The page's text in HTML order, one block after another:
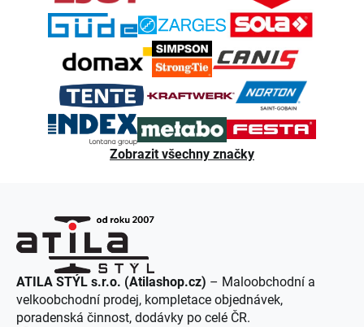
Zobrazit všechny značky
ATILA STÝL s.r.o. (Atilashop.cz) – Maloobchodní a
velkoobchodní prodej, kompletace objednávek,
poradenská činnost, dodávky po celé ČR.